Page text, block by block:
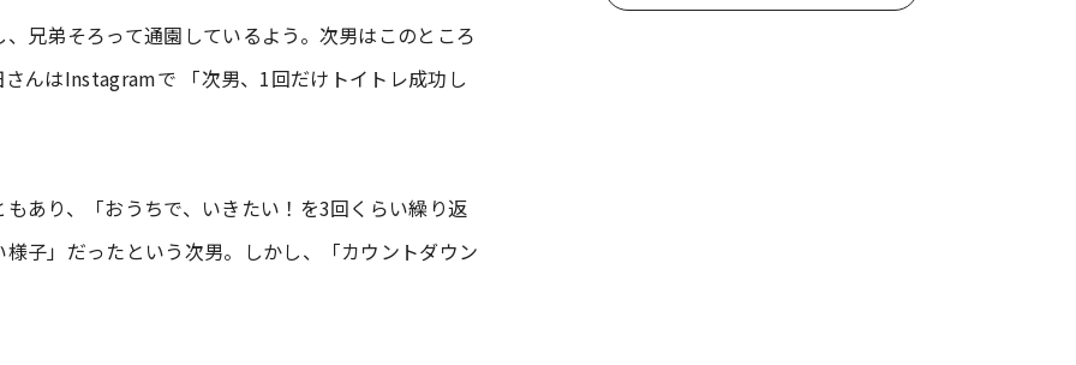
兄弟そろって通園しているよう。次男はこのところ
んはInstagramで 「次男、1回だけトイトレ成功し
あり、「おうちで、いきたい！を3回くらい繰り返
子」だったという次男。しかし、「カウントダウン